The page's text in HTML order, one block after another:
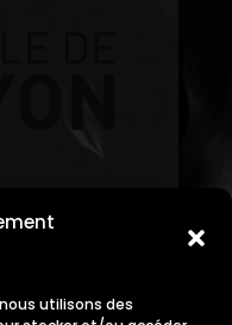
utilisons des